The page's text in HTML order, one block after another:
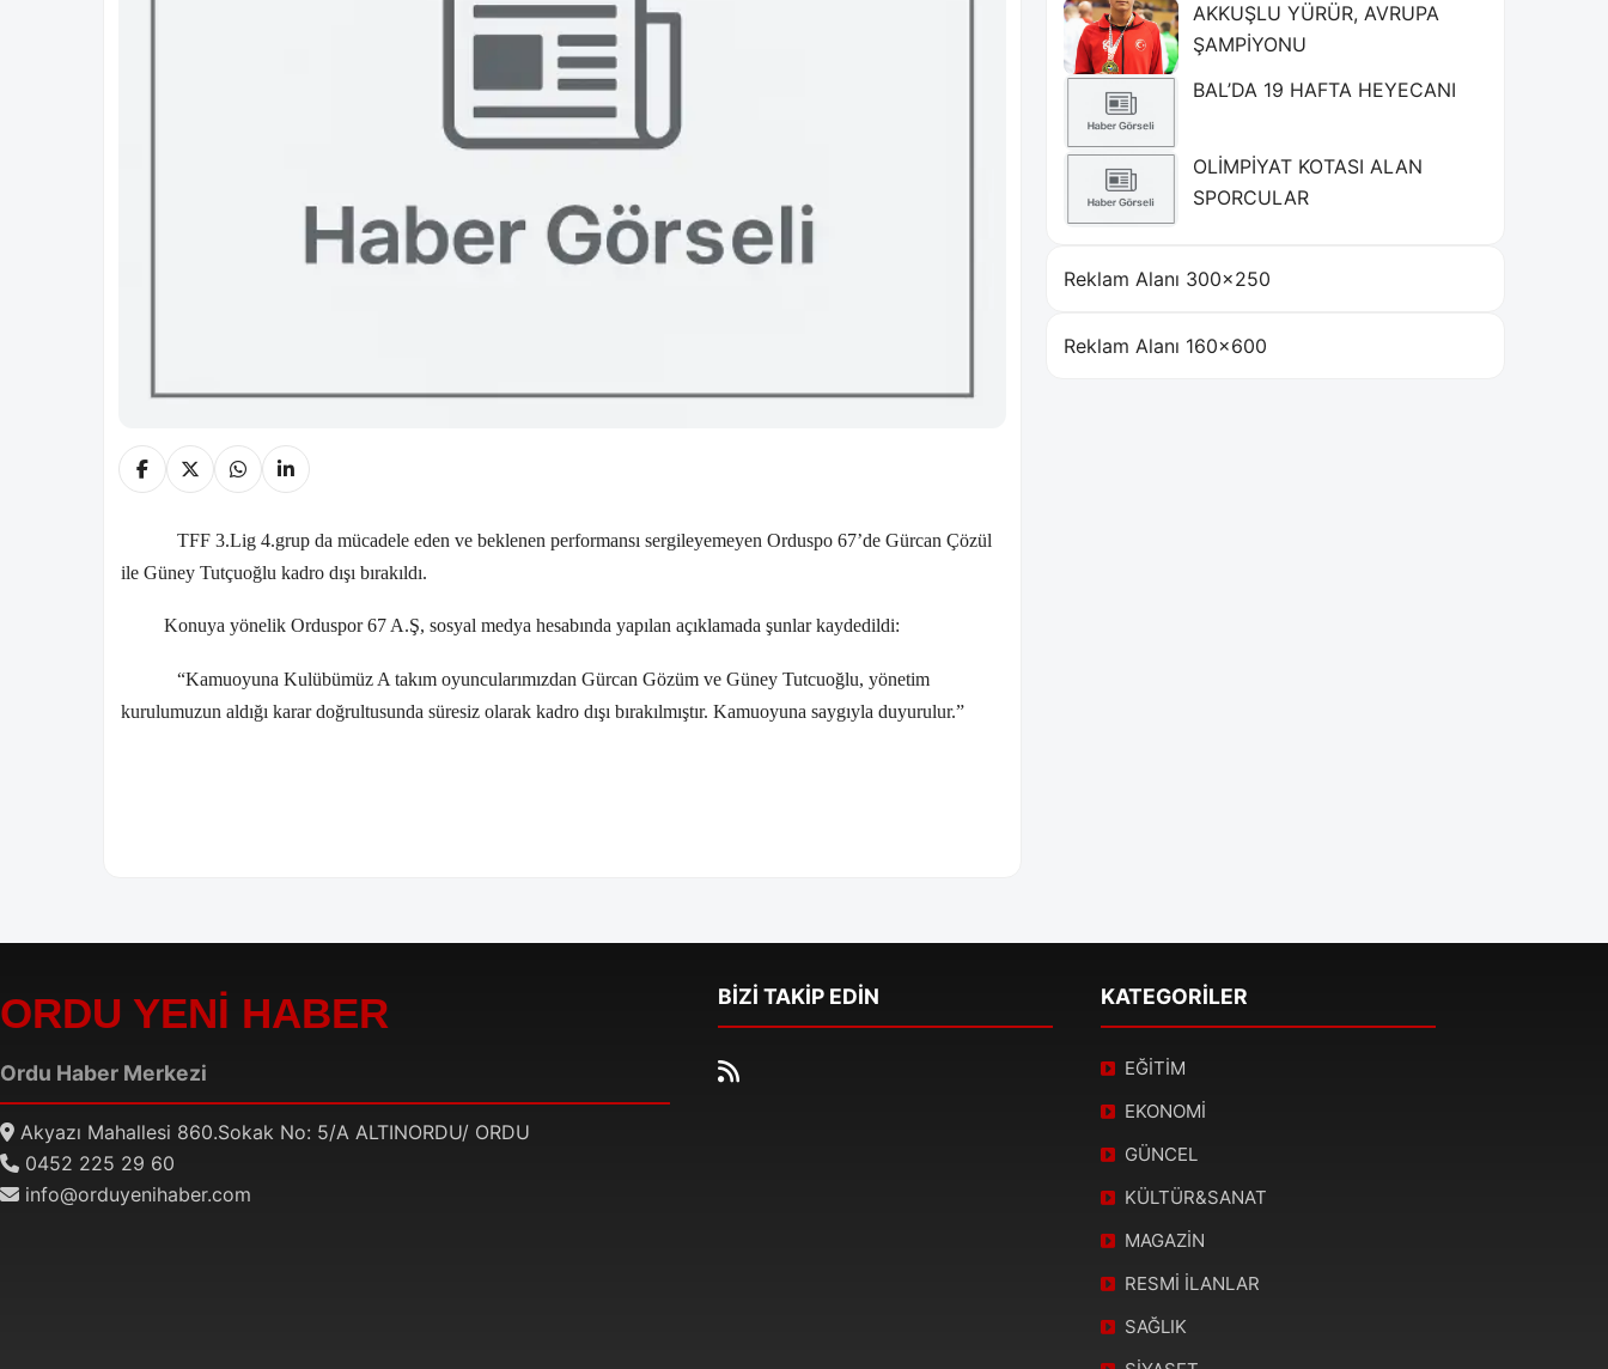
TFF 3.Lig 4.grup da mücadele eden ve beklenen performansı sergileyemeyen Orduspo 67’de Gürcan Çözül
ile Güney Tutçuoğlu kadro dışı bırakıldı.
Konuya yönelik Orduspor 67 A.Ş, sosyal medya hesabında yapılan açıklamada şunlar kaydedildi:
“Kamuoyuna Kulübümüz A takım oyuncularımızdan Gürcan Gözüm ve Güney Tutcuoğlu, yönetim
kurulumuzun aldığı karar doğrultusunda süresiz olarak kadro dışı bırakılmıştır. Kamuoyuna saygıyla duyurulur.”
AKKUŞLU YÜRÜR, AVRUPA
ŞAMPİYONU
BAL’DA 19 HAFTA HEYECANI
OLİMPİYAT KOTASI ALAN
SPORCULAR
Reklam Alanı 300×250
Reklam Alanı 160×600
ORDU YENİ HABER
Ordu Haber Merkezi
Akyazı Mahallesi 860.Sokak No: 5/A ALTINORDU/ ORDU
0452 225 29 60
info@orduyenihaber.com
BİZİ TAKİP EDİN KATEGORİLER
EĞİTİM
EKONOMİ
GÜNCEL
KÜLTÜR&SANAT
MAGAZİN
RESMİ İLANLAR
SAĞLIK